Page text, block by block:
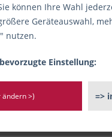
können Ihre Wahl
Geräteauswahl,
nutzen.
Einstellung:
ändern >) =>